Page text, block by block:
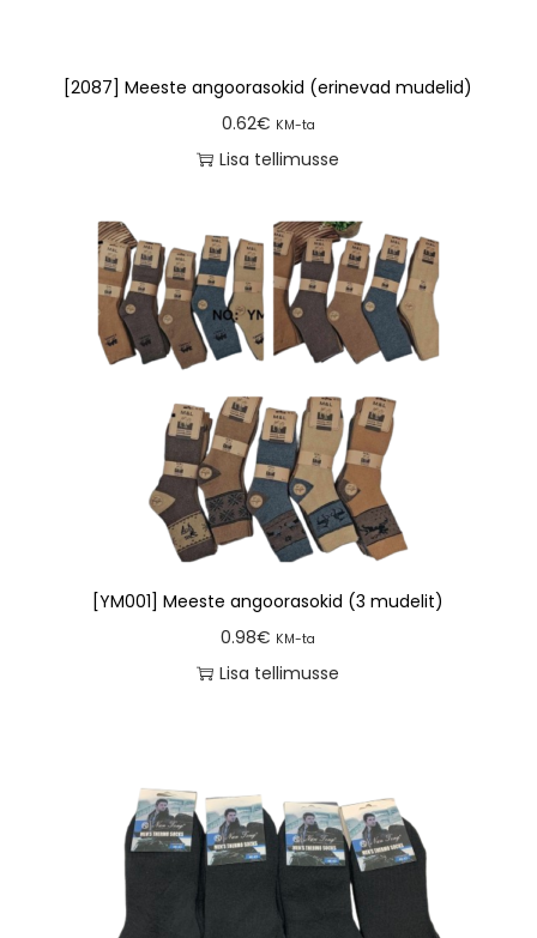
[2087] Meeste angoorasokid (erinevad mudelid)
0.62€ KM-ta
Lisa tellimusse
[YM001] Meeste angoorasokid (3 mudelit)
0.98€ KM-ta
Lisa tellimusse